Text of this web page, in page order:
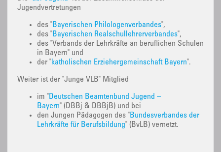
Jugendvertretungen
des "Bayerischen Philologenverbandes",
des "Bayerischen Realschullehrerverbandes",
des "Verbands der Lehrkräfte an beruflichen Schulen
in Bayern" und
der "katholischen Erziehergemeinschaft Bayern".
Weiter ist der "Junge VLB" Mitglied
im "Deutschen Beamtenbund Jugend –
Bayern" (DBBj & DBBjB) und bei
den Jungen Pädagogen des "Bundesverbandes der
Lehrkräfte für Berufsbildung" (BvLB) vernetzt.